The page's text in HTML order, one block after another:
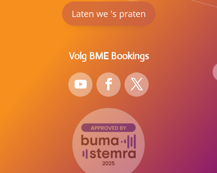
Laten we 's praten
Volg BME Bookings